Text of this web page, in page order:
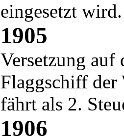
eingesetzt wird.
1905
Versetzung
Flaggschiff
fährt als 2.
1906